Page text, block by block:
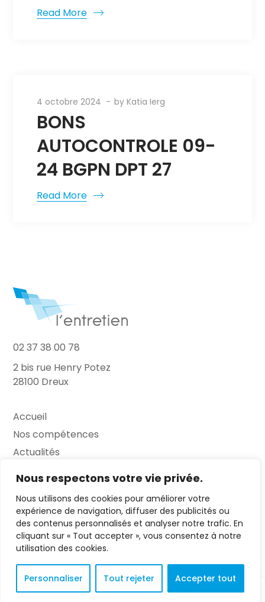
Nous respectons votre vie privée.
Nous utilisons des cookies pour améliorer votre
expérience de navigation, diffuser des publicités ou
des contenus personnalisés et analyser notre trafic. En
cliquant sur « Tout accepter », vous consentez à notre
utilisation des cookies.
Personnaliser Tout rejeter Accepter tout
Read More
4 octobre 2024 byKatia Ierg
BONS
AUTOCONTROLE 09-
24 BGPN DPT 27
Read More
02 37 38 00 78
2 bis rue Henry Potez
28100 Dreux
Accueil
Nos compétences
Actualités
Contact
FAQ
Mentions légales
© 2023 L'Entretien